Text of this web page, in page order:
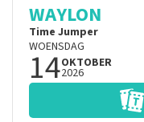
WAYLON
Time Jumper
WOENSDAG
14OKTOBER
2026